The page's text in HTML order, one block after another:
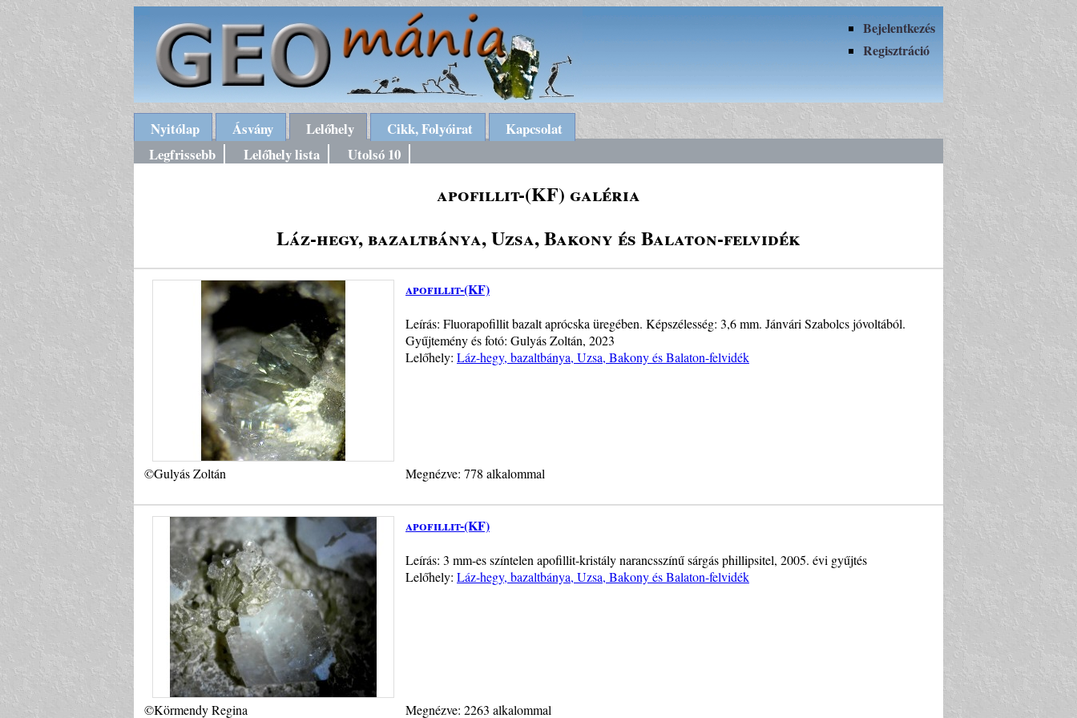
Bejelentkezés
Regisztráció
Nyitólap Ásvány Lelőhely Cikk, Folyóirat
Kapcsolat
Legfrissebb
Lelőhely lista Utolsó 10
apofillit-(KF) galéria
Láz-hegy, bazaltbánya, Uzsa, Bakony és Balaton-felvidék
apofillit-(KF)
Leírás: Fluorapofillit bazalt aprócska üregében. Képszélesség: 3,6 mm. Jánvári Szabolcs jóvoltából.
Gyűjtemény és fotó: Gulyás Zoltán, 2023
Lelőhely: Láz-hegy, bazaltbánya, Uzsa, Bakony és Balaton-felvidék
©Gulyás Zoltán Megnézve: 778 alkalommal
apofillit-(KF)
Leírás: 3 mm-es színtelen apofillit-kristály narancsszínű sárgás phillipsitel, 2005. évi gyűjtés
Lelőhely: Láz-hegy, bazaltbánya, Uzsa, Bakony és Balaton-felvidék
©Körmendy Regina Megnézve: 2263 alkalommal